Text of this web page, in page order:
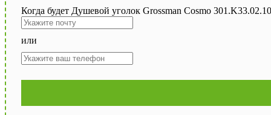
Когда будет Душевой уголок Grossman Cosmo
или